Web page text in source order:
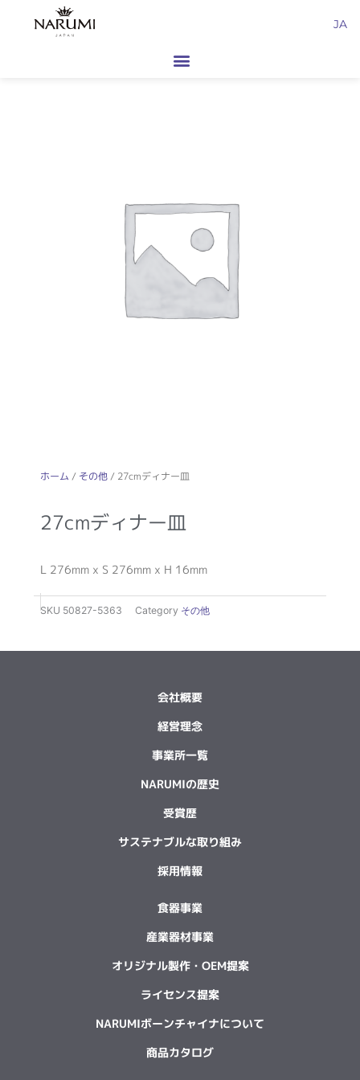
JA
ホーム / その他/ 27cmディナー皿
27cmディナー皿
L 276mm x S 276mm x H 16mm
SKU 50827-5363 Category その他
会社概要
経営理念
事業所一覧
NARUMIの歴史
受賞歴
サステナブルな取り組み
採用情報
食器事業
産業器材事業
オリジナル製作・OEM提案
ライセンス提案
NARUMIボーンチャイナについて
商品カタログ